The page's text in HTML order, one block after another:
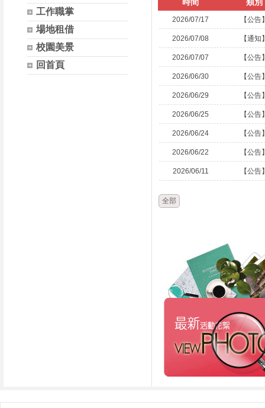
工作職掌
場地租借
校園美景
回首頁
2026/07/17 【公告
2026/07/08 【通知
2026/07/07 【公告
2026/06/30 【公告
2026/06/29 【公告
2026/06/25 【公告
2026/06/24 【公告
2026/06/22 【公告
2026/06/11 【公告
全部